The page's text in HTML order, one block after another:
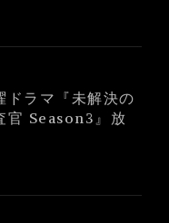
ドラマ『未解決の
官 Season3』放